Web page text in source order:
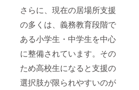
さらに、現在の居場所支援
の多くは、義務教育段階で
ある小学生・中学生を中心
に整備されています。その
ため高校生になると支援の
選択肢が限られやすいのが